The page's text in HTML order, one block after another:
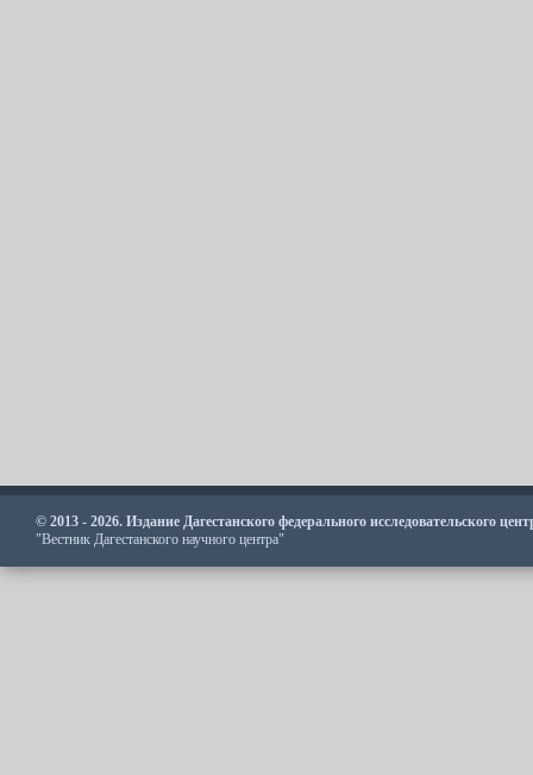
© 2013 - 2026. Издание Дагестанского федерального исследовательского
"Вестник Дагестанского научного центра"